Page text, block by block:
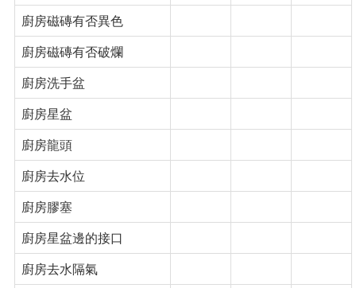
廚房磁磚有否異色
廚房磁磚有否破爛
廚房洗手盆
廚房星盆
廚房龍頭
廚房去水位
廚房膠塞
廚房星盆邊的接口
廚房去水隔氣